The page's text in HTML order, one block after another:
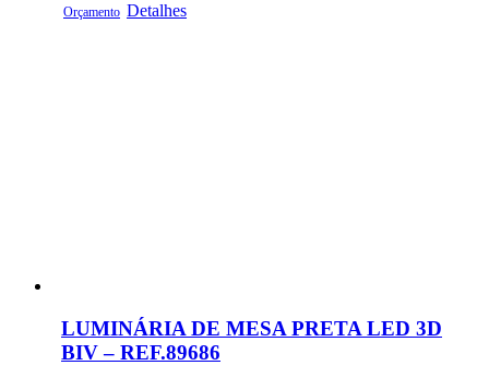
Orçamento Detalhes
LUMINÁRIA DE MESA PRETA LED 3D
BIV – REF.89686